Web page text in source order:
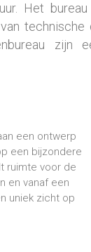
Het
technische
zijn
een ontwerp
een bijzondere
ruimte voor de
en vanaf een
uniek zicht op